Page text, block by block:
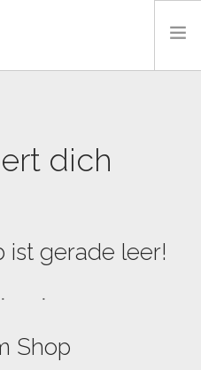
dich
ist gerade leer!
Shop